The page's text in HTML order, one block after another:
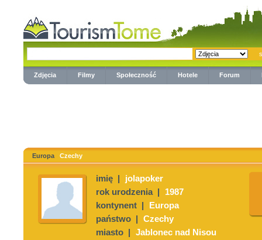
Zdjęcia Filmy Społeczność Hotele Forum
Europa Czechy
imię |
jolapoker
rok urodzenia |
1987
kontynent |
Europa
państwo | Czechy
miasto | Jablonec nad Nisou